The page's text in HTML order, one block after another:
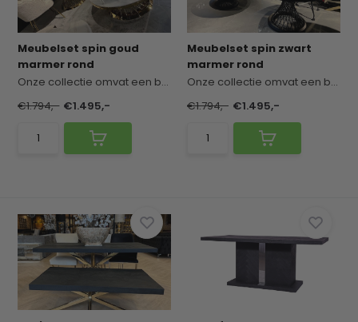
Meubelset spin goud
marmer rond
Onze collectie omvat een breed scala aan stijlvo...
€1.794,- €1.495,-
Meubelset spin zwart
marmer rond
Onze collectie omvat een breed scala aan stijlvo...
€1.794,- €1.495,-